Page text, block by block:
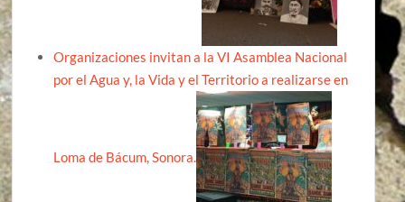
Organizaciones invitan a la VI Asamblea Nacional
por el Agua y, la Vida y el Territorio a realizarse en
Loma de Bácum, Sonora.